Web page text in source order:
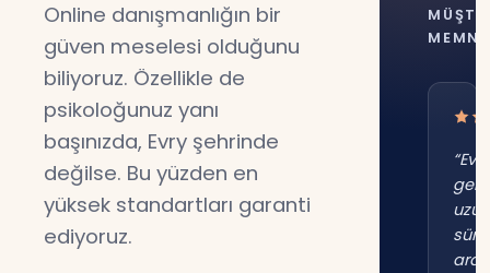
Online danışmanlığın bir
güven meselesi olduğunu
biliyoruz. Özellikle de
psikoloğunuz yanı
başınızda, Evry şehrinde
değilse. Bu yüzden en
yüksek standartları garanti
ediyoruz.
“Evry
uzun
süre